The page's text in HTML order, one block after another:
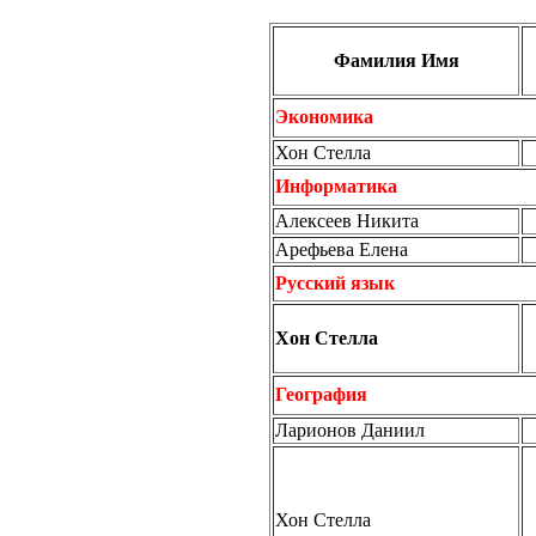
Фамилия Имя
Экономика
Хон Стелла
Информатика
Алексеев Никита
Арефьева Елена
Русский язык
Хон Стелла
География
Ларионов Даниил
Хон Стелла